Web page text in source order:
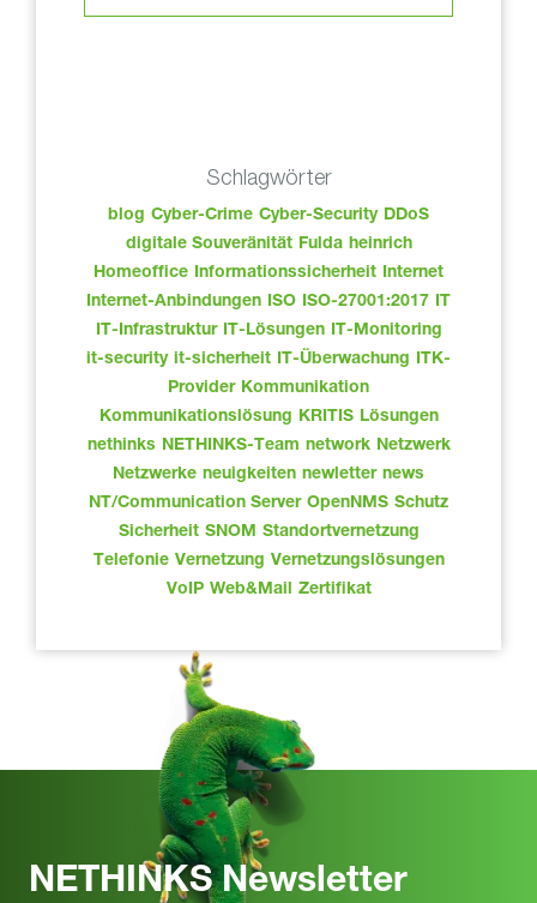
Schlagwörter
blog Cyber-Crime Cyber-Security DDoS
digitale Souveränität Fulda heinrich
Homeoffice Informationssicherheit Internet
Internet-Anbindungen ISO ISO-27001:2017 IT
IT-Infrastruktur IT-Lösungen IT-Monitoring
it-security it-sicherheit IT-Überwachung
ITK-
Provider Kommunikation
Kommunikationslösung
KRITIS Lösungen
nethinks NETHINKS-Team network Netzwerk
Netzwerke neuigkeiten newletter news
NT/Communication Server OpenNMS Schutz
Sicherheit SNOM Standortvernetzung
Telefonie Vernetzung Vernetzungslösungen
VoIP Web&Mail Zertifikat
NETHINKS Newsletter